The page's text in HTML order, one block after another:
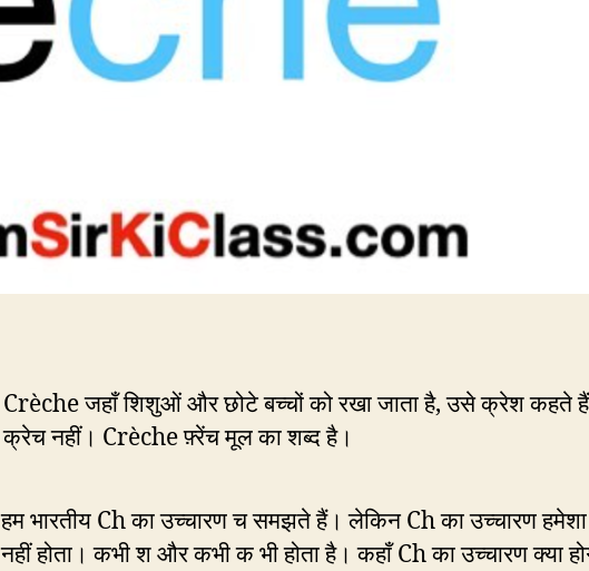
Crèche जहाँ शिशुओं और छोटे बच्चों को रखा जाता है, उसे क्रेश कहते
क्रेच नहीं। Crèche फ़्रेंच मूल का शब्द है।
हम भारतीय Ch का उच्चारण च समझते हैं। लेकिन Ch का उच्चारण
नहीं होता। कभी श और कभी क भी होता है। कहाँ Ch का उच्चारण क्या